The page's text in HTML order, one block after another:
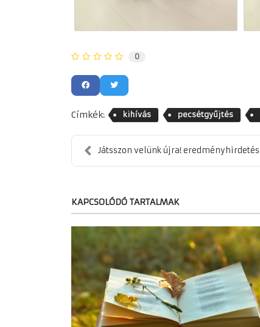
0
Címkék: kihívás pecsétgyűjtés
Játsszon velünk újra! eredményhirdetés
KAPCSOLÓDÓ TARTALMAK